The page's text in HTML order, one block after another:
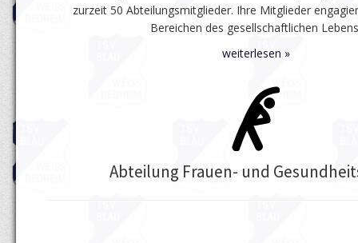
zurzeit 50 Abteilungsmitglieder. Ihre Mitglieder
Bereichen des gesellschaftlichen
weiterlesen »
Abteilung Frauen- und